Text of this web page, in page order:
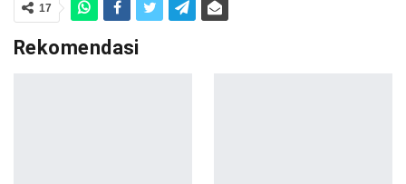
17
Rekomendasi